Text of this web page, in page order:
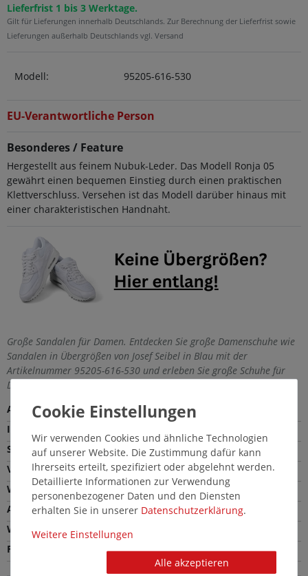
Lieferfrist 1 bis 3 Werktage.
Gilt für Lieferungen innerhalb Deutschlands. Zur Berechnung der Lieferfrist sowie
Lieferungen außerhalb Deutschlands vgl. Versand
Modell: 95205-616-530
EU-Verantwortliche Person
Besonderes / Feature
Hergestellt aus feinem Nubuk-Leder. Das Modell Ronja 05
gewährt einen bequemen Einstieg durch einen praktischen
Klettverschluss. Versehen ist das Modell darüber hinaus mit
einer charakteristischen Handnaht.
Große Sandalen für Damen. Entdecken Sie große Damenschuhe wie
Sandalen in Übergrößen von Josef Seibel in Blau mit der
Artikelnummer 95205-616-530 und erleben Sie große Schuhe für
Damen in einer einmaligen Vielfalt.
Außenmaterial
Leder
Innenmaterial
Sohle
PU
Verschlussart
Klettverschluss
Weite
Bequeme Weite (G)
Absatzhöhe
3,0 cm
Wechselfußbett
Farbe
Blau
Wir verwenden Cookies und ähnliche Technologien
auf unserer Website. Die Zustimmung dafür kann
Ihrerseits erteilt, spezifiziert oder abgelehnt werden.
Detaillierte Informationen zur Verwendung
personenbezogener Daten und den Diensten
erhalten Sie in unserer Daten­schutz­erklärung.
Weitere Einstellungen
Alle akzeptieren